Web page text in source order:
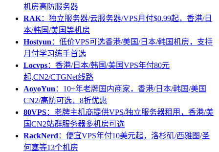
机房高防服务器
RAK：独立服务器/云服务器/VPS月付$0.99起，香港/日
本/韩国/美国等机房
Hostyun ：低价VPS可选香港/美国/日本/韩国机房，支持
月付学习练手首选
Locvps：香港/日本/韩国/美国VPS年付80元
起,CN2/CTGNet线路
AoyoYun ：10+年老牌国内商家，香港/日本/韩国/美国
CN2/高防可选，8折优惠
80VPS：老牌主机商提供VPS/独立服务器租用，香港/美
国CN2站群服务器多机房可选
RackNerd ：便宜VPS年付10美元起，洛杉矶/西雅图/圣
何塞等13个机房